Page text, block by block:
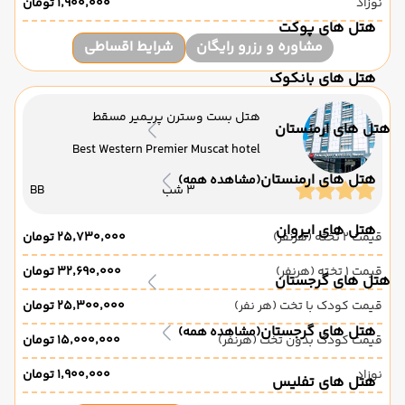
هتل های پوکت
هتل های بانکوک
هتل های ارمنستان
هتل های ارمنستان(مشاهده همه)
هتل های ایروان
هتل های گرجستان
هتل های گرجستان(مشاهده همه)
هتل های تفلیس
مشاوره و رزرو رایگان شرایط اقساطی
هتل بست وسترن پریمیر مسقط
Best Western Premier Muscat hotel
3 شب BB
قیمت 2 تخته (هرنفر)
۲۵٬۷۳۰٬۰۰۰ تومان
قیمت 1 تخته (هرنفر)
۳۲٬۶۹۰٬۰۰۰ تومان
قیمت کودک با تخت (هر نفر)
۲۵٬۳۰۰٬۰۰۰ تومان
قیمت کودک بدون تخت (هرنفر)
۱۵٬۰۰۰٬۰۰۰ تومان
نوزاد
۱٬۹۰۰٬۰۰۰ تومان